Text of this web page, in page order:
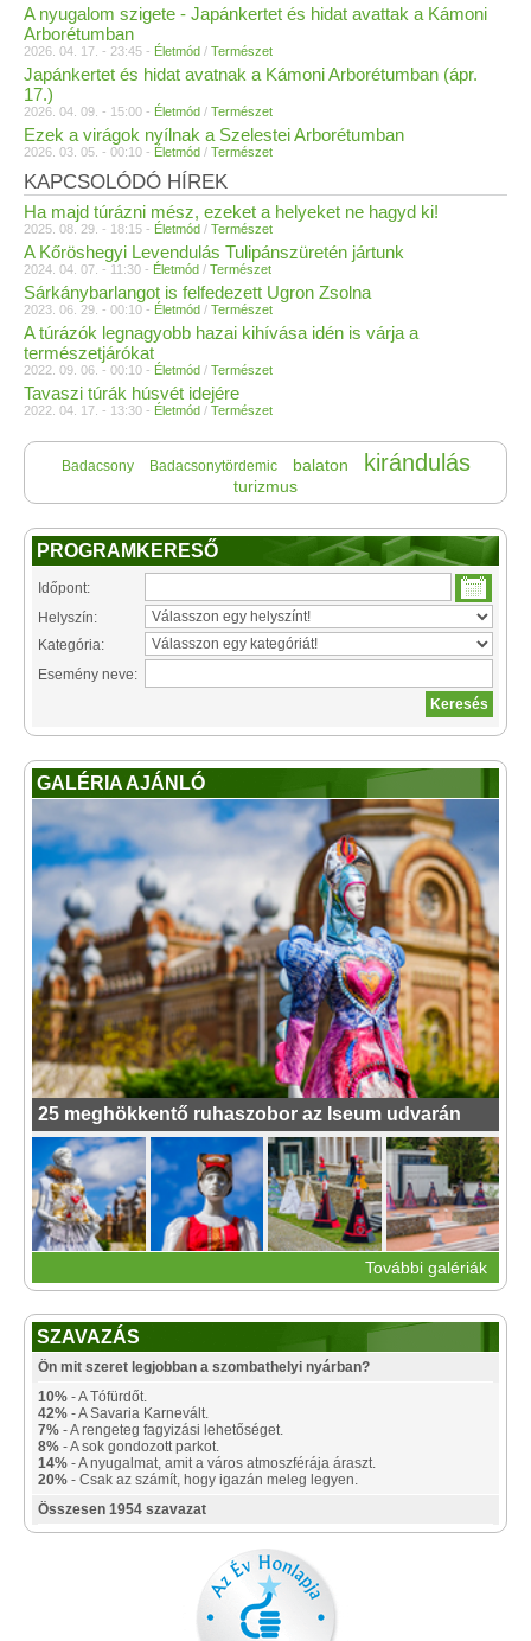
A nyugalom szigete - Japánkertet és hidat avattak a Kámoni
Arborétumban
2026. 04. 17. - 23:45 - Életmód / Természet
Japánkertet és hidat avatnak a Kámoni Arborétumban (ápr.
17.)
2026. 04. 09. - 15:00 - Életmód / Természet
Ezek a virágok nyílnak a Szelestei Arborétumban
2026. 03. 05. - 00:10 - Életmód / Természet
KAPCSOLÓDÓ HÍREK
Ha majd túrázni mész, ezeket a helyeket ne hagyd ki!
2025. 08. 29. - 18:15 - Életmód / Természet
A Kőröshegyi Levendulás Tulipánszüretén jártunk
2024. 04. 07. - 11:30 - Életmód / Természet
Sárkánybarlangot is felfedezett Ugron Zsolna
2023. 06. 29. - 00:10 - Életmód / Természet
A túrázók legnagyobb hazai kihívása idén is várja a
természetjárókat
2022. 09. 06. - 00:10 - Életmód / Természet
​Tavaszi túrák húsvét idejére
2022. 04. 17. - 13:30 - Életmód / Természet
Badacsony Badacsonytördemic balaton kirándulás
turizmus
PROGRAMKERESŐ
Időpont:
Helyszín:
Kategória:
Esemény neve:
GALÉRIA AJÁNLÓ
25 meghökkentő ruhaszobor az Iseum udvarán
További galériák
SZAVAZÁS
Ön mit szeret legjobban a szombathelyi nyárban?
10% - A Tófürdőt.
42% - A Savaria Karnevált.
7% - A rengeteg fagyizási lehetőséget.
8% - A sok gondozott parkot.
14% - A nyugalmat, amit a város atmoszférája áraszt.
20% - Csak az számít, hogy igazán meleg legyen.
Összesen 1954 szavazat